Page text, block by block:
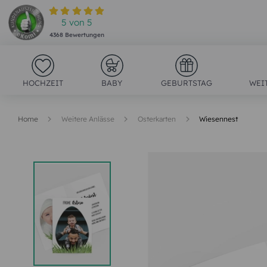
5 von 5
4368Bewertungen
HOCHZEIT BABY GEBURTSTAG
Home Weitere Anlässe Osterkarten Wiesennest